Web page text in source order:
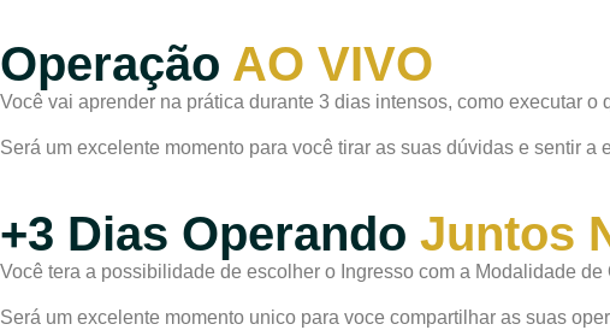
Operação AO VIVO
Você vai aprender na prática durante 3 dias intensos, como executar
Será um excelente momento para você tirar as suas dúvidas e sentir
+3 Dias Operando Juntos
Você tera a possibilidade de escolher o Ingresso com a Modalidade de
Será um excelente momento unico para voce compartilhar as suas